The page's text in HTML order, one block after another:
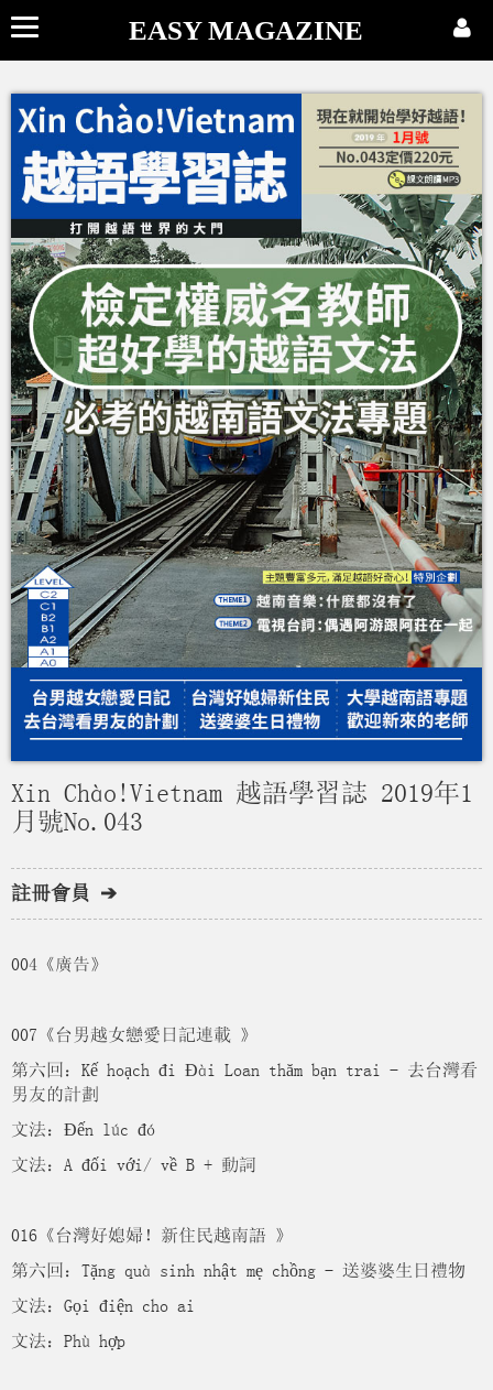
EASY MAGAZINE
Xin Chào!Vietnam 越語學習誌 2019年1
月號No.043
註冊會員 ➔
004《廣告》
007《台男越女戀愛日記連載 》
第六回：Kế hoạch đi Đài Loan thăm bạn trai - 去台灣看
男友的計劃
文法：Đến lúc đó
文法：A đối với/ về B + 動詞
016《台灣好媳婦！新住民越南語 》
第六回：Tặng quà sinh nhật mẹ chồng - 送婆婆生日禮物
文法：Gọi điện cho ai
文法：Phù hợp